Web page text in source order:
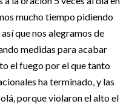
mucho tiempo pidiendo
que nos alegramos de
medidas para acabar
el fuego por el que tanto
ha terminado, y las
porque violaron el alto el